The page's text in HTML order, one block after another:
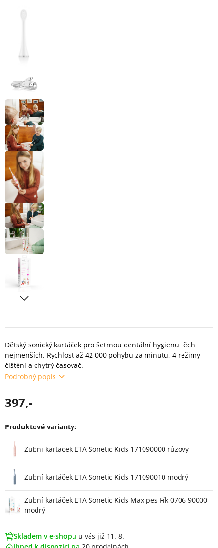
Dětský sonický kartáček pro šetrnou dentální hygienu těch
nejmenších. Rychlost až 42 000 pohybu za minutu, 4 režimy
čištění a chytrý časovač.
Podrobný popis
397,-
Produktové varianty:
Varianty
Zubní kartáček ETA Sonetic Kids 171090000 růžový
Zubní kartáček ETA Sonetic Kids 171090010 modrý
Zubní kartáček ETA Sonetic Kids Maxipes Fík 0706 90000
modrý
Skladem v e-shopu u vás již 11. 8.